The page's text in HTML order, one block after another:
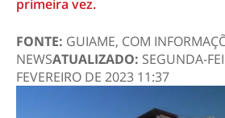
primeira vez.
FONTE: GUIAME, COM
NEWSATUALIZADO: SEGUNDA-
FEVEREIRO DE 2023 11:37